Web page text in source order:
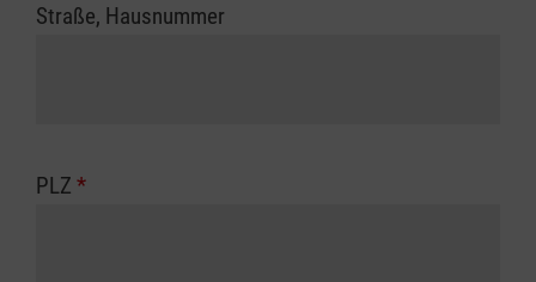
Straße, Hausnummer
PLZ *